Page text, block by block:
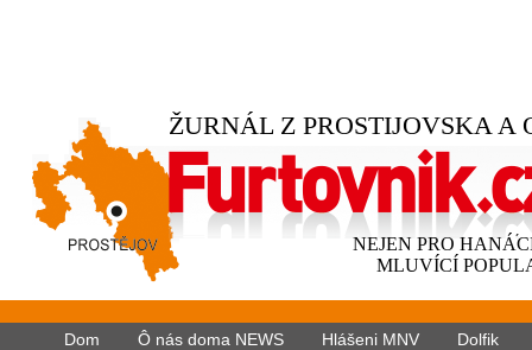
ŽURNÁL Z PROSTIJOVSKA
NEJEN PRO
MLUVÍCÍ
Dom Ô nás doma NEWS Hlášeni MNV Dolfik